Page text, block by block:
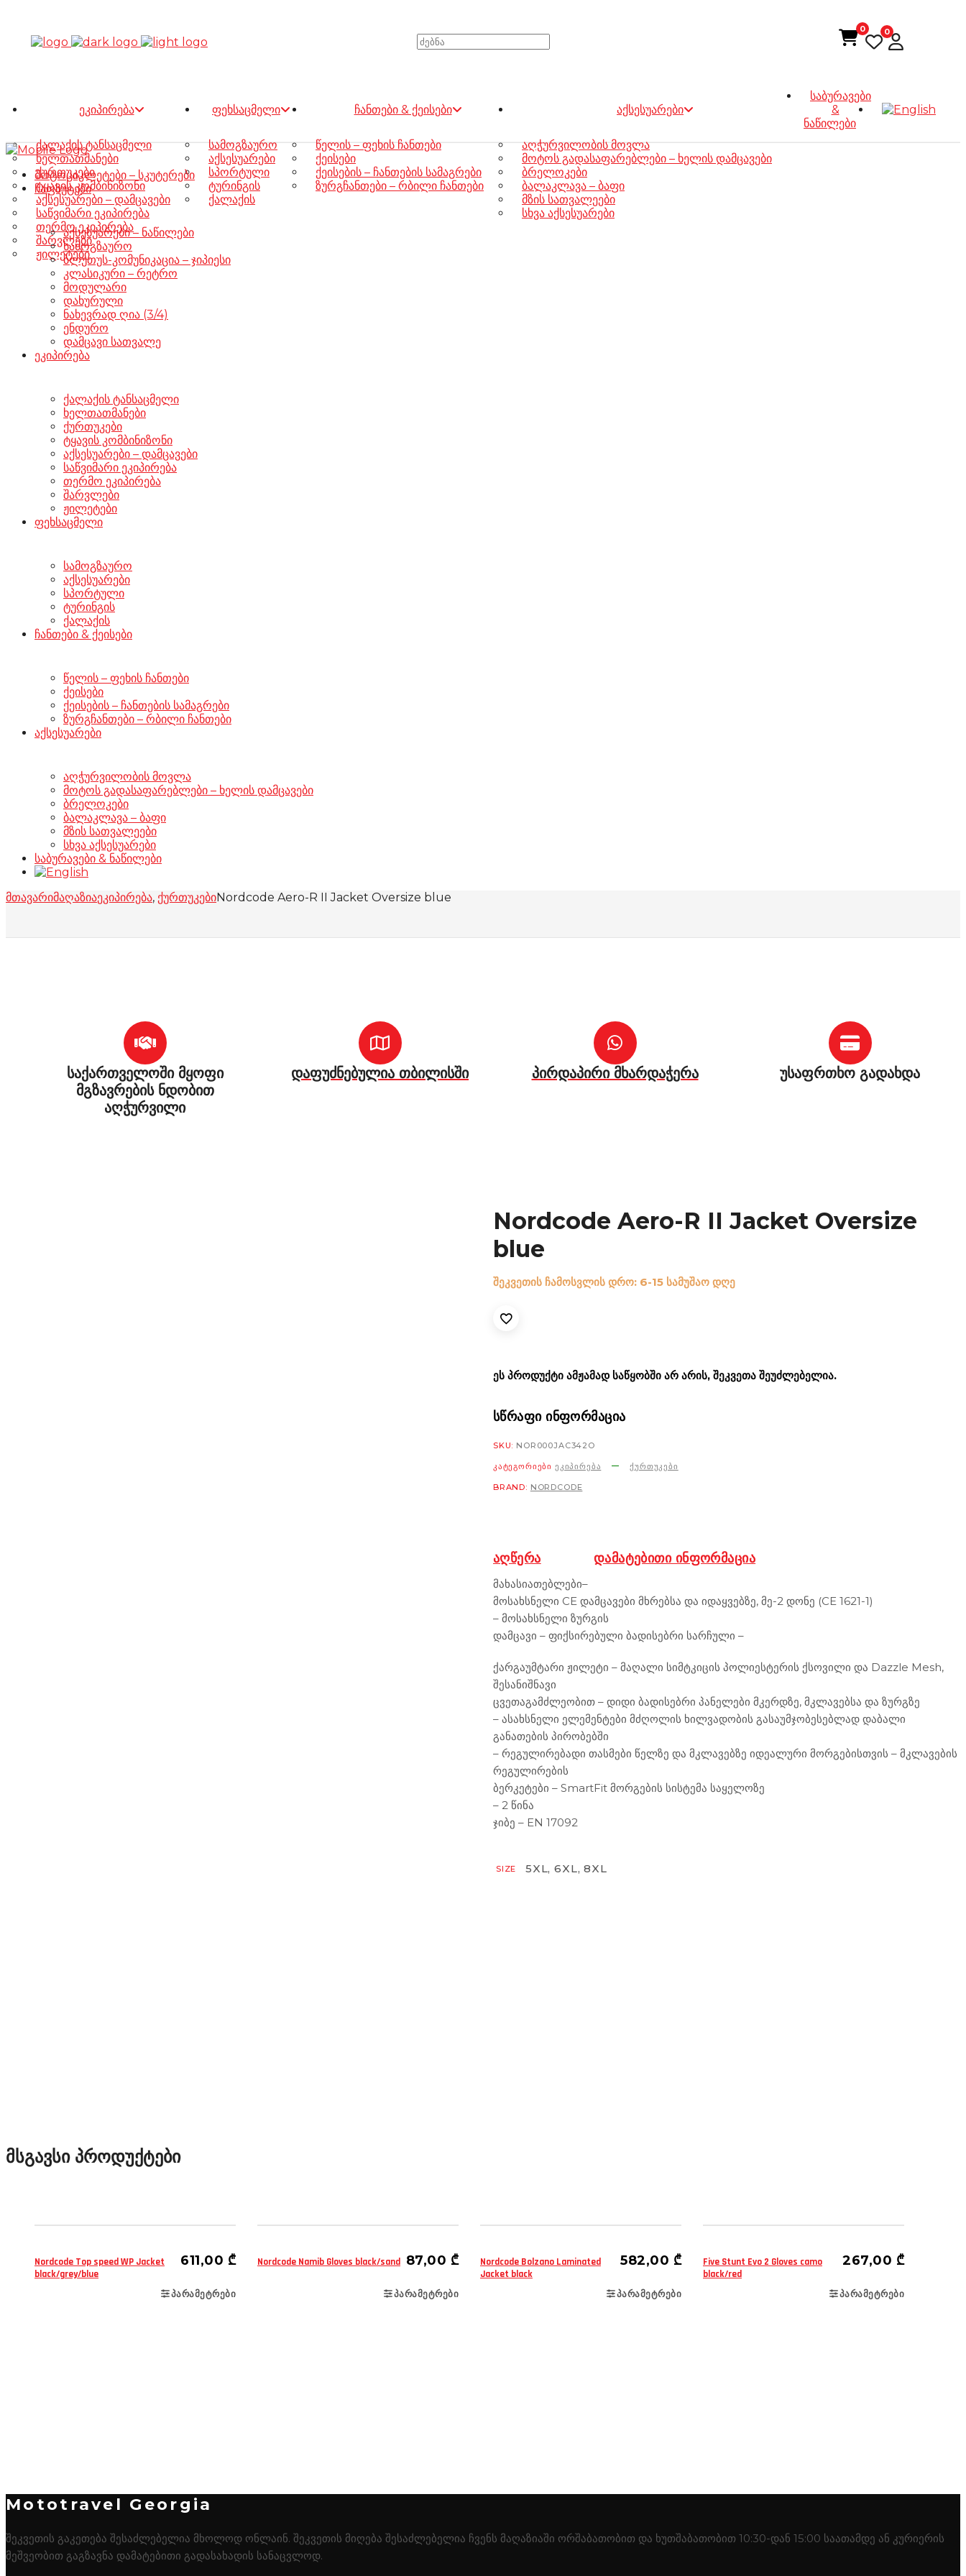
0 0
ეკიპირება
ქალაქის ტანსაცმელი
ხელთათმანები
ქურთუკები
ტყავის კომბინიზონი
აქსესუარები – დამცავები
საწვიმარი ეკიპირება
თერმო ეკიპირება
შარვლები
ჟილეტები
ფეხსაცმელი
სამოგზაურო
აქსესუარები
სპორტული
ტურინგის
ქალაქის
ჩანთები & ქეისები
წელის – ფეხის ჩანთები
ქეისები
ქეისების – ჩანთების სამაგრები
ზურგჩანთები – რბილი ჩანთები
აქსესუარები
აღჭურვილობის მოვლა
მოტოს გადასაფარებლები – ხელის დამცავები
ბრელოკები
ბალაკლავა – ბაფი
მზის სათვალეები
სხვა აქსესუარები
საბურავები
&
ნაწილები
მოტოციკლეტები – სკუტერები
ჩაფხუტები
აქსესუარები – ნაწილები
სამოგზაურო
ბლუთუს-კომუნიკაცია – ჯიპიესი
კლასიკური – რეტრო
მოდულარი
დახურული
ნახევრად ღია (3/4)
ენდურო
დამცავი სათვალე
ეკიპირება
ქალაქის ტანსაცმელი
ხელთათმანები
ქურთუკები
ტყავის კომბინიზონი
აქსესუარები – დამცავები
საწვიმარი ეკიპირება
თერმო ეკიპირება
შარვლები
ჟილეტები
ფეხსაცმელი
სამოგზაურო
აქსესუარები
სპორტული
ტურინგის
ქალაქის
ჩანთები & ქეისები
წელის – ფეხის ჩანთები
ქეისები
ქეისების – ჩანთების სამაგრები
ზურგჩანთები – რბილი ჩანთები
აქსესუარები
აღჭურვილობის მოვლა
მოტოს გადასაფარებლები – ხელის დამცავები
ბრელოკები
ბალაკლავა – ბაფი
მზის სათვალეები
სხვა აქსესუარები
საბურავები & ნაწილები
მთავარიმაღაზიაეკიპირება, ქურთუკებიNordcode Aero-R II Jacket Oversize blue
საქართველოში მყოფი
მგზავრების ნდობით
აღჭურვილი
დაფუძნებულია თბილისში პირდაპირი მხარდაჭერა უსაფრთხო გადახდა
Nordcode Aero-R II Jacket Oversize
blue
შეკვეთის ჩამოსვლის დრო: 6-15 სამუშაო დღე
ᲔᲡ ᲞᲠᲝᲓᲣᲥᲢᲘ ᲐᲛᲟᲐᲛᲐᲓ ᲡᲐᲬᲧᲝᲑᲨᲘ ᲐᲠ ᲐᲠᲘᲡ, ᲨᲔᲙᲕᲔᲗᲐ ᲨᲔᲣᲫᲚᲔᲑᲔᲚᲘᲐ.
ᲡᲬᲠᲐᲤᲘ ᲘᲜᲤᲝᲠᲛᲐᲪᲘᲐ
SKU: NOR000JAC342O
ᲙᲐᲢᲔᲒᲝᲠᲘᲔᲑᲘ ᲔᲙᲘᲞᲘᲠᲔᲑᲐ ᲥᲣᲠᲗᲣᲙᲔᲑᲘ
BRAND: NORDCODE
ᲐᲦᲬᲔᲠᲐ ᲓᲐᲛᲐᲢᲔᲑᲘᲗᲘ ᲘᲜᲤᲝᲠᲛᲐᲪᲘᲐ
მახასიათებლები–
მოსახსნელი CE დამცავები მხრებსა და იდაყვებზე, მე-2 დონე (CE 1621-1)
– მოსახსნელი ზურგის
დამცავი – ფიქსირებული ბადისებრი სარჩული –
ქარგაუმტარი ჟილეტი – მაღალი სიმტკიცის პოლიესტერის ქსოვილი და Dazzle Mesh,
შესანიშნავი
ცვეთაგამძლეობით – დიდი ბადისებრი პანელები მკერდზე, მკლავებსა და ზურგზე
– ასახსნელი ელემენტები მძღოლის ხილვადობის გასაუმჯობესებლად დაბალი
განათების პირობებში
– რეგულირებადი თასმები წელზე და მკლავებზე იდეალური მორგებისთვის – მკლავების
რეგულირების
ბერკეტები – SmartFit მორგების სისტემა საყელოზე
– 2 წინა
ჯიბე – EN 17092
SIZE 5XL, 6XL, 8XL
მსგავსი პროდუქტები
Nordcode Top speed WP Jacket
black/grey/blue
611,00 ₾
ᲞᲐᲠᲐᲛᲔᲢᲠᲔᲑᲘ
Nordcode Namib Gloves black/sand 87,00 ₾
ᲞᲐᲠᲐᲛᲔᲢᲠᲔᲑᲘ
Nordcode Bolzano Laminated
Jacket black
582,00 ₾
ᲞᲐᲠᲐᲛᲔᲢᲠᲔᲑᲘ
Five Stunt Evo 2 Gloves camo
black/red
267,00 ₾
ᲞᲐᲠᲐᲛᲔᲢᲠᲔᲑᲘ
Mototravel Georgia
შეკვეთის გაკეთება შესაძლებელია მხოლოდ ონლაინ. შეკვეთის მიღება შესაძლებელია ჩვენს მაღაზიაში ორშაბათობით და ხუთშაბათობით 10:30-დან 15:00 საათამდე ან კურიერის
მეშვეობით გაგზავნა დამატებითი გადასახადის სანაცვლოდ.